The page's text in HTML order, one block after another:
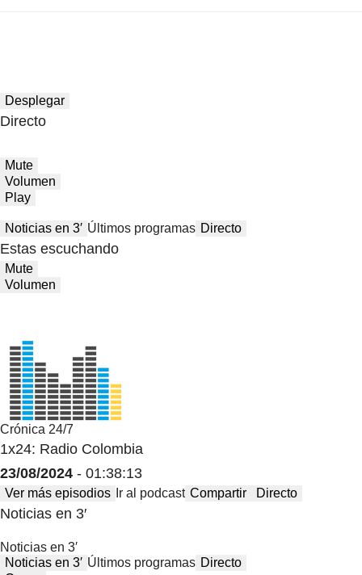
Desplegar
Directo
Mute
Volumen
Play
Noticias en 3′ Últimos programas Directo
Estas escuchando
Mute
Volumen
Crónica 24/7
1x24: Radio Colombia
23/08/2024 - 01:38:13
Ver más episodios Ir al podcast Compartir Directo
Noticias en 3′
Noticias en 3′
Noticias en 3′ Últimos programas Directo